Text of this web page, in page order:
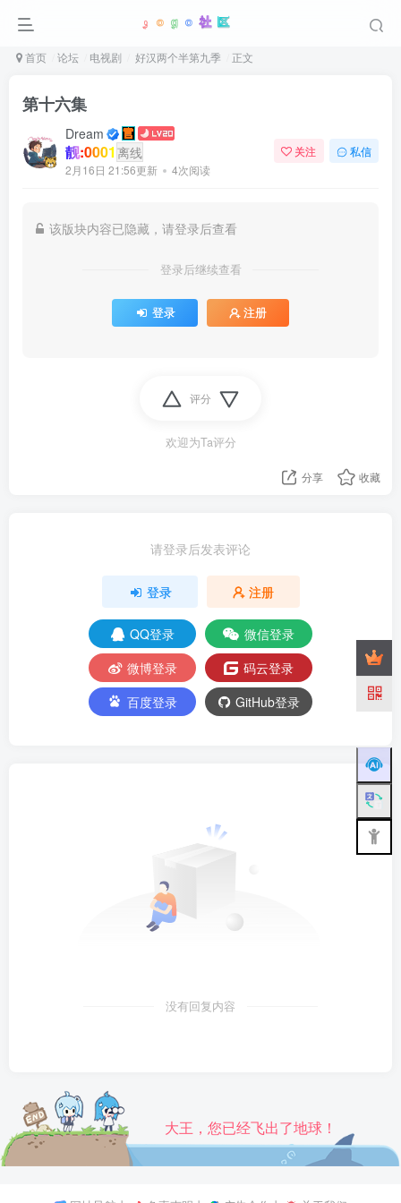
首页 论坛 电视剧 好汉两个半第九季 正文
第十六集
Dream
靓:0001 离线
2月16日 21:56更新 4次阅读
关注 私信
该版块内容已隐藏，请登录后查看
登录后继续查看
登录 注册
评分
欢迎为Ta评分
分享 收藏
请登录后发表评论
登录 注册
QQ登录
微信登录
微博登录
码云登录
百度登录
GitHub登录
没有回复内容
大王，您已经飞出了地球！